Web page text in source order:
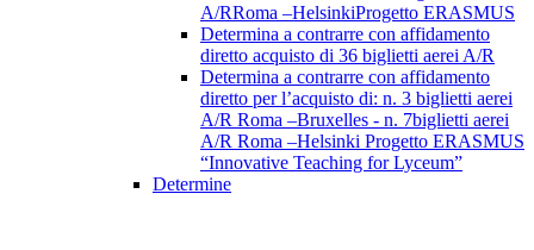
A/RRoma –HelsinkiProgetto ERASMUS
Determina a contrarre con affidamento
diretto acquisto di 36 biglietti aerei A/R
Determina a contrarre con affidamento
diretto per l’acquisto di: n. 3 biglietti aerei
A/R Roma –Bruxelles - n. 7biglietti aerei
A/R Roma –Helsinki Progetto ERASMUS
“Innovative Teaching for Lyceum”
Determine